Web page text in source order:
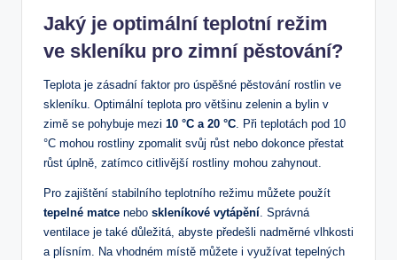
Jaký je optimální teplotní režim
ve skleníku pro zimní pěstování?
Teplota je zásadní faktor pro úspěšné pěstování rostlin ve
skleníku. Optimální teplota pro většinu zelenin a bylin v
zimě se pohybuje mezi 10 °C a 20 °C. Při teplotách pod 10
°C mohou rostliny zpomalit svůj růst nebo dokonce přestat
růst úplně, zatímco citlivější rostliny mohou zahynout.
Pro zajištění stabilního teplotního režimu můžete použít
tepelné matce nebo skleníkové vytápění. Správná
ventilace je také důležitá, abyste předešli nadměrné vlhkosti
a plísním. Na vhodném místě můžete i využívat tepelných